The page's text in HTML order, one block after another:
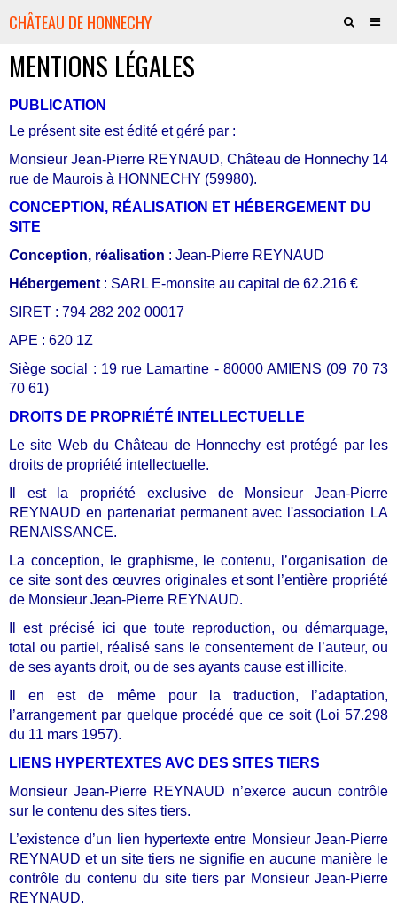
CHÂTEAU DE HONNECHY
QUI SOMMES-NOUS ?
VOTRE PART DE CHÂTEAU
HISTOIRE
AMIS DU CHÂTEAU
CULTURE - SPECTACLES
LA BOUTIQUE
CONTACTS
PRESSE
MENTIONS LÉGALES
PUBLICATION
Le présent site est édité et géré par :
Monsieur Jean-Pierre REYNAUD, Château de Honnechy 14
rue de Maurois à HONNECHY (59980).
CONCEPTION, RÉALISATION ET HÉBERGEMENT DU
SITE
Conception, réalisation : Jean-Pierre REYNAUD
Hébergement : SARL E-monsite au capital de 62.216 €
SIRET : 794 282 202 00017
APE : 620 1Z
Siège social : 19 rue Lamartine - 80000 AMIENS (09 70 73
70 61)
DROITS DE PROPRIÉTÉ INTELLECTUELLE
Le site Web du Château de Honnechy est protégé par les
droits de propriété intellectuelle.
Il est la propriété exclusive de Monsieur Jean-Pierre
REYNAUD en partenariat permanent avec l'association LA
RENAISSANCE.
La conception, le graphisme, le contenu, l’organisation de
ce site sont des œuvres originales et sont l’entière propriété
de Monsieur Jean-Pierre REYNAUD.
Il est précisé ici que toute reproduction, ou démarquage,
total ou partiel, réalisé sans le consentement de l’auteur, ou
de ses ayants droit, ou de ses ayants cause est illicite.
Il en est de même pour la traduction, l’adaptation,
l’arrangement par quelque procédé que ce soit (Loi 57.298
du 11 mars 1957).
LIENS HYPERTEXTES AVC DES SITES TIERS
Monsieur Jean-Pierre REYNAUD n’exerce aucun contrôle
sur le contenu des sites tiers.
L’existence d’un lien hypertexte entre Monsieur Jean-Pierre
REYNAUD et un site tiers ne signifie en aucune manière le
contrôle du contenu du site tiers par Monsieur Jean-Pierre
REYNAUD.